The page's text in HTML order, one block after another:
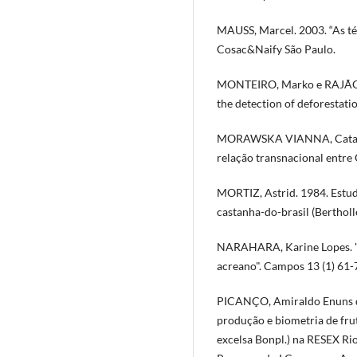
MAUSS, Marcel. 2003. “As
Cosac&Naify São Paulo.
MONTEIRO, Marko e
the detection of
MORAWSKA VIANNA,
relação transnacional entre
MORTIZ, Astrid. 1984.
castanha-do-brasil
NARAHARA, Karine
acreano". Campos 13 (1)
PICANÇO, Amiraldo Enuns
produção e biometria de
excelsa Bonpl.) na RESEX